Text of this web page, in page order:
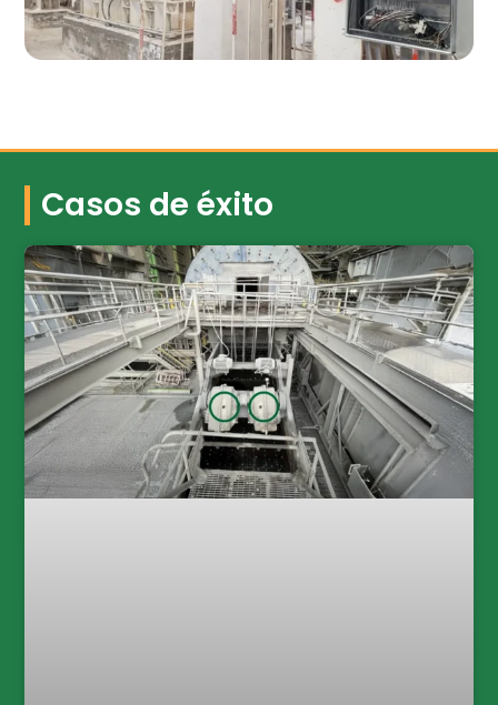
Casos de éxito